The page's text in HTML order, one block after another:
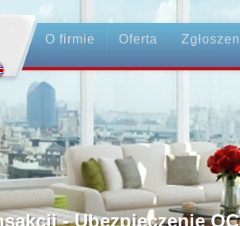
O firmie Oferta
- Ubezpieczenie